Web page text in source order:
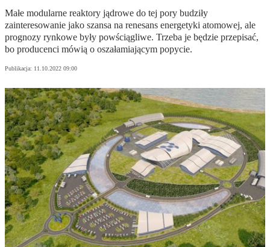
Małe modularne reaktory jądrowe do tej pory budziły
zainteresowanie jako szansa na renesans energetyki atomowej, ale
prognozy rynkowe były powściągliwe. Trzeba je będzie przepisać,
bo producenci mówią o oszałamiającym popycie.
Publikacja: 11.10.2022 09:00